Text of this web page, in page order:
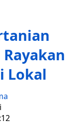
Lokal